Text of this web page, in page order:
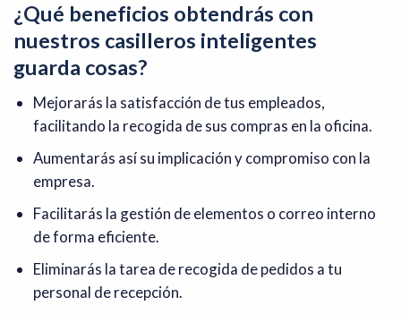
¿Qué beneficios obtendrás con
nuestros casilleros inteligentes
guarda cosas?
Mejorarás la satisfacción de tus empleados,
facilitando la recogida de sus compras en la oficina.
Aumentarás así su implicación y compromiso con la
empresa.
Facilitarás la gestión de elementos o correo interno
de forma eficiente.
Eliminarás la tarea de recogida de pedidos a tu
personal de recepción.